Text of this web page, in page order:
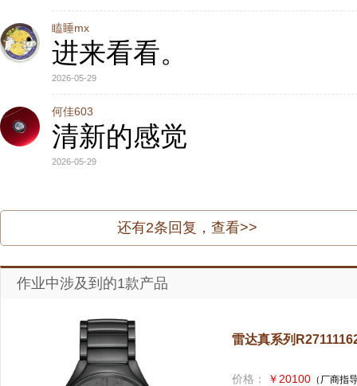
瞌睡mx
进来看看。
2026-05-29
何佳603
清新的感觉
2026-05-29
还有2条回复，查看>>
作业中涉及到的1款产品
雷达真系列
价格： ￥20100（厂商指